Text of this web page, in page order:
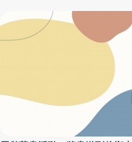
染的42～43％，幾乎將近一半。2歲
更要注意咻咻的「喘鳴聲」，就是轉嚴重的跡象
體獲歐盟通過 值得慶幸的是，歐盟委員會日前已核准由賽諾菲與阿
斯特捷利康共同開發第一個適用所有
體，可作用在呼吸道病毒上抑制其進
但主要用於像是早產兒等特殊族群，但
有嬰幼兒，且只要施打一劑即具有約5
方、勤洗手仍舊是預防上呼吸道感染
時間。我會在一整週內隨時寫下問題
深入思考。比爾．蓋茲也會安排個
過：「思考是最難的工作，可能正因為
2）多閱讀 你可以看非小說、小說、報
格、網站、麥片盒子、任何東西。但
的作者，包括你不太認同的作者，想
驗不同的作者。閱讀讓你嘗試他人的
讓你思考不同的理念和觀點，幫你想
案，培養邏輯、推理和知識，帶你認
想法，開闊你的視野，培養你清楚思